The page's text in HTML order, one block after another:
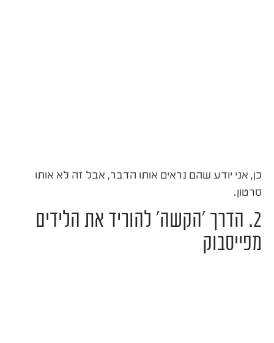
כן, אני יודע שהם נראים אותו הדבר, אבל זה לא אותו
סרטון.
2. הדרך 'הקשה' להוריד את הלידים
מפייסבוק